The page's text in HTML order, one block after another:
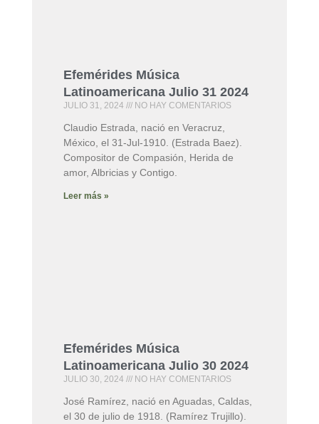
Efemérides Música
Latinoamericana Julio 31 2024
JULIO 31, 2024 NO HAY COMENTARIOS
Claudio Estrada, nació en Veracruz,
México, el 31-Jul-1910. (Estrada Baez).
Compositor de Compasión, Herida de
amor, Albricias y Contigo.
Leer más »
Efemérides Música
Latinoamericana Julio 30 2024
JULIO 30, 2024 NO HAY COMENTARIOS
José Ramírez, nació en Aguadas, Caldas,
el 30 de julio de 1918. (Ramírez Trujillo).